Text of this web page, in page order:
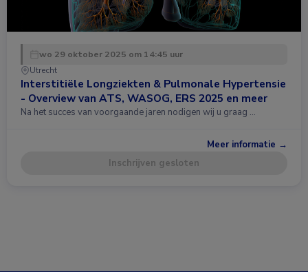
wo 29 oktober 2025 om 14:45 uur
Utrecht
Interstitiële Longziekten & Pulmonale Hypertensie
- Overview van ATS, WASOG, ERS 2025 en meer
Na het succes van voorgaande jaren nodigen wij u graag …
Meer informatie →
Inschrijven gesloten